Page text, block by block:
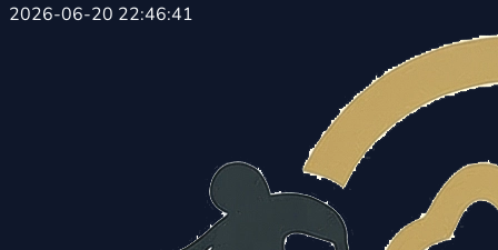
2026-06-20 22:46:41